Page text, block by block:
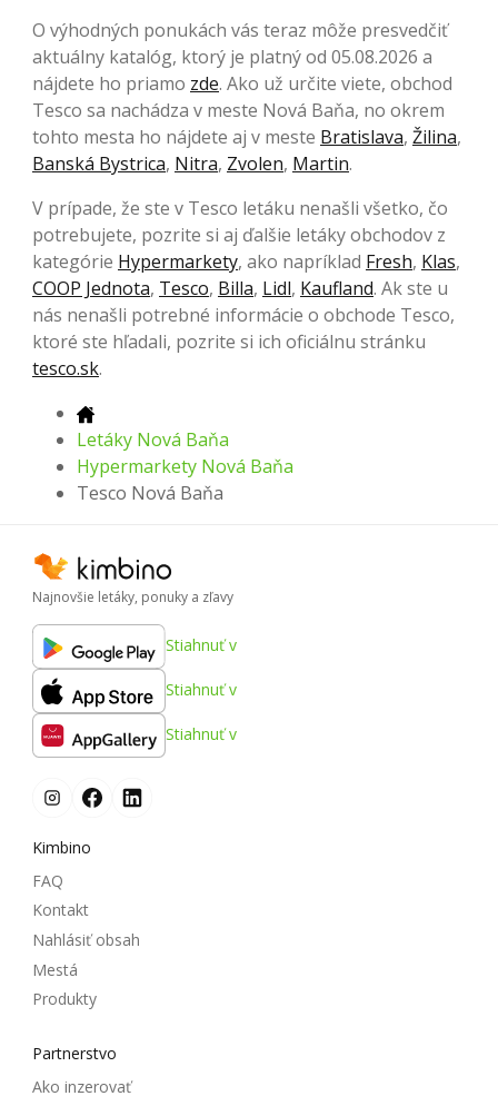
O výhodných ponukách vás teraz môže presvedčiť
aktuálny katalóg, ktorý je platný od 05.08.2026 a
nájdete ho priamo zde. Ako už určite viete, obchod
Tesco sa nachádza v meste Nová Baňa, no okrem
tohto mesta ho nájdete aj v meste Bratislava, Žilina,
Banská Bystrica, Nitra, Zvolen, Martin.
V prípade, že ste v Tesco letáku nenašli všetko, čo
potrebujete, pozrite si aj ďalšie letáky obchodov z
kategórie Hypermarkety, ako napríklad Fresh, Klas,
COOP Jednota, Tesco, Billa, Lidl, Kaufland. Ak ste u
nás nenašli potrebné informácie o obchode Tesco,
ktoré ste hľadali, pozrite si ich oficiálnu stránku
tesco.sk.
Letáky Nová Baňa
Hypermarkety Nová Baňa
Tesco Nová Baňa
Najnovšie letáky, ponuky a zľavy
Stiahnuť v
Stiahnuť v
Stiahnuť v
Kimbino
FAQ
Kontakt
Nahlásiť obsah
Mestá
Produkty
Partnerstvo
Ako inzerovať